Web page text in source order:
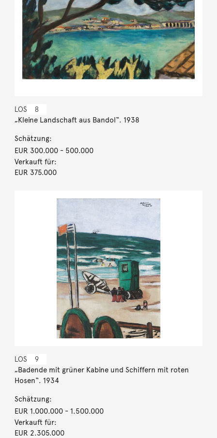
LOS 8
„Kleine Landschaft aus Bandol“. 1938
Schätzung:
EUR 300.000- 500.000
Verkauft für:
EUR 375.000
LOS 9
„Badende mit grüner Kabine und Schiffern mit roten
Hosen“. 1934
Schätzung:
EUR 1.000.000- 1.500.000
Verkauft für:
EUR 2.305.000